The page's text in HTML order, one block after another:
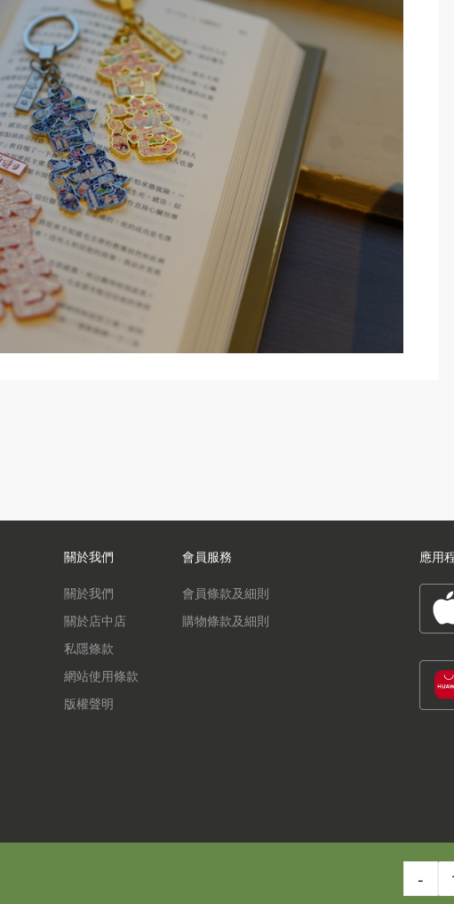
-
關於我們
關於我們
關於店中店
私隱條款
網站使用條款
版權聲明
會員服務
會員條款及細則
購物條款及細則
應用